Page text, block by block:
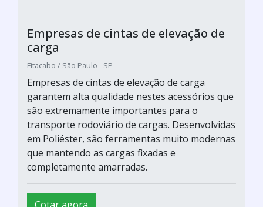
Empresas de cintas de elevação de
carga
Fitacabo / São Paulo - SP
Empresas de cintas de elevação de carga
garantem alta qualidade nestes acessórios que
são extremamente importantes para o
transporte rodoviário de cargas. Desenvolvidas
em Poliéster, são ferramentas muito modernas
que mantendo as cargas fixadas e
completamente amarradas.